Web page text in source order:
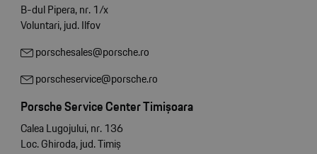
B-dul Pipera, nr. 1/x
Voluntari, jud. Ilfov
porschesales@porsche.ro
porscheservice@porsche.ro
Porsche Service Center Timișoara
Calea Lugojului, nr. 136
Loc. Ghiroda, jud. Timiș